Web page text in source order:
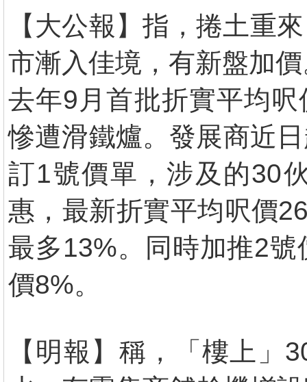
【大公報】指，捲土重
市漸入佳境，有新盤加
去年9月首批折實平均
慘遭滑鐵爐。發展商近
訂1號價單，涉及的30
惠，最新折實平均呎價
最多13%。同時加推2
價8%。
【明報】稱，「樓上」